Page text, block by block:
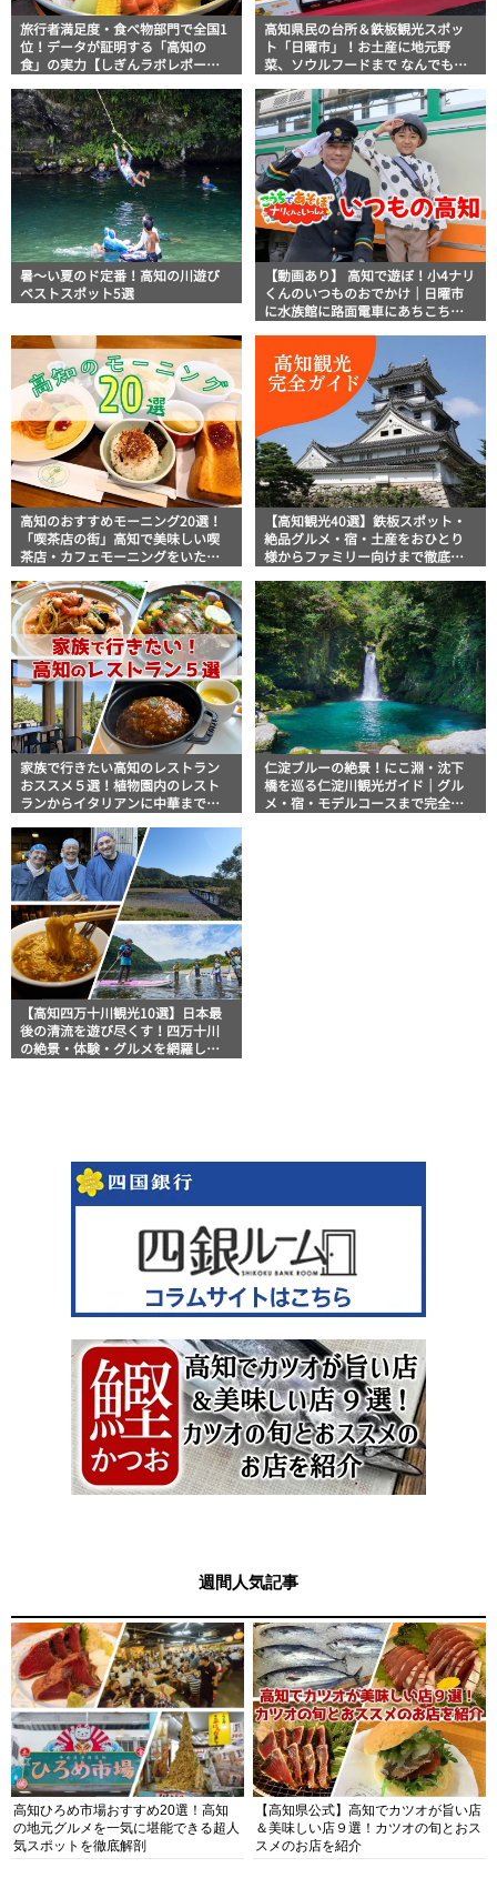
旅行者満足度・食べ物部門で全国1
位！データが証明する「高知の
食」の実力【しぎんラボレポー
高知県民の台所＆鉄板観光スポッ
ト「日曜市」！お土産に地元野
菜、ソウルフードまで なんでもそ
説！
暑～い夏のド定番！高知の川遊び
ベストスポット5選
【動画あり】 高知で遊ぼ！小4ナリ
くんのいつものおでかけ｜日曜市
に水族館に路面電車にあちこち巡
高知のおすすめモーニング20選！
「喫茶店の街」高知で美味しい喫
茶店・カフェモーニングをいただ
【高知観光40選】鉄板スポット・
絶品グルメ・宿・土産をおひとり
様からファミリー向けまで徹底解
家族で行きたい高知のレストラン
おススメ５選！植物園内のレスト
ランからイタリアンに中華まで楽
仁淀ブルーの絶景！にこ淵・沈下
橋を巡る仁淀川観光ガイド｜グル
メ・宿・モデルコースまで完全網
【高知四万十川観光10選】日本最
後の清流を遊び尽くす！四万十川
の絶景・体験・グルメを網羅した
週間人気記事
高知ひろめ市場おすすめ20選！高知
の地元グルメを一気に堪能できる超人
気スポットを徹底解剖
【高知県公式】高知でカツオが旨い店
＆美味しい店９選！カツオの旬とおス
スメのお店を紹介